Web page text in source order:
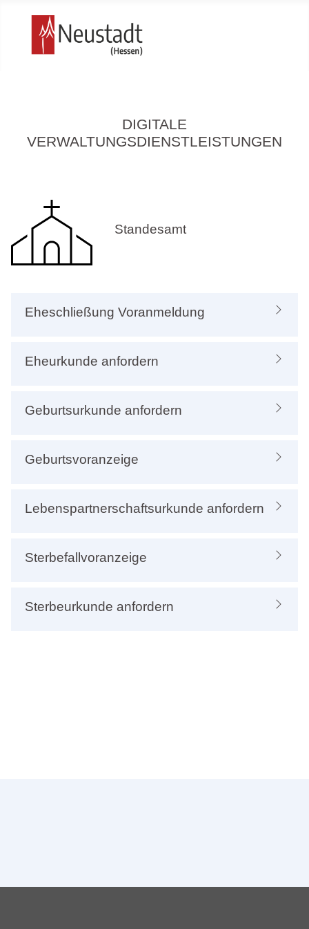
DIGITALE
VERWALTUNGSDIENSTLEISTUNGEN
Standesamt
Eheschließung Voranmeldung
Eheurkunde anfordern
Geburtsurkunde anfordern
Geburtsvoranzeige
Lebenspartnerschaftsurkunde anfordern
Sterbefallvoranzeige
Sterbeurkunde anfordern